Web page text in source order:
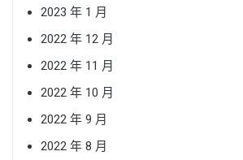
2023 年 1 月
2022 年 12 月
2022 年 11 月
2022 年 10 月
2022 年 9 月
2022 年 8 月